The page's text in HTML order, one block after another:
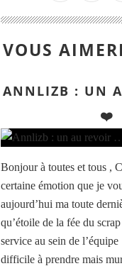
VOUS
ANNLIZB : UN
❤️
Bonjour à toutes et tous ,
certaine émotion que je
aujourd’hui ma toute
qu’étoile de la fée du
service au sein de
difficile à prendre mais